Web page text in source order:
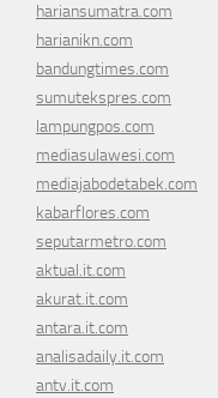
hariansumatra.com
harianikn.com
bandungtimes.com
sumutekspres.com
lampungpos.com
mediasulawesi.com
mediajabodetabek.com
kabarflores.com
seputarmetro.com
aktual.it.com
akurat.it.com
antara.it.com
analisadaily.it.com
antv.it.com